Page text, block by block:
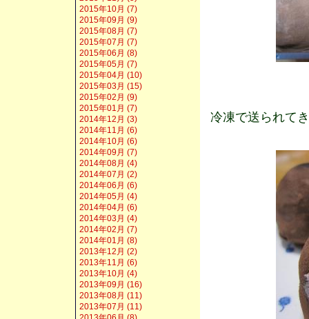
冷凍で送られて
2015年10月 (7)
2015年09月 (9)
2015年08月 (7)
2015年07月 (7)
2015年06月 (8)
2015年05月 (7)
2015年04月 (10)
2015年03月 (15)
2015年02月 (9)
2015年01月 (7)
2014年12月 (3)
2014年11月 (6)
2014年10月 (6)
2014年09月 (7)
2014年08月 (4)
2014年07月 (2)
2014年06月 (6)
2014年05月 (4)
2014年04月 (6)
2014年03月 (4)
2014年02月 (7)
2014年01月 (8)
2013年12月 (2)
2013年11月 (6)
2013年10月 (4)
2013年09月 (16)
2013年08月 (11)
2013年07月 (11)